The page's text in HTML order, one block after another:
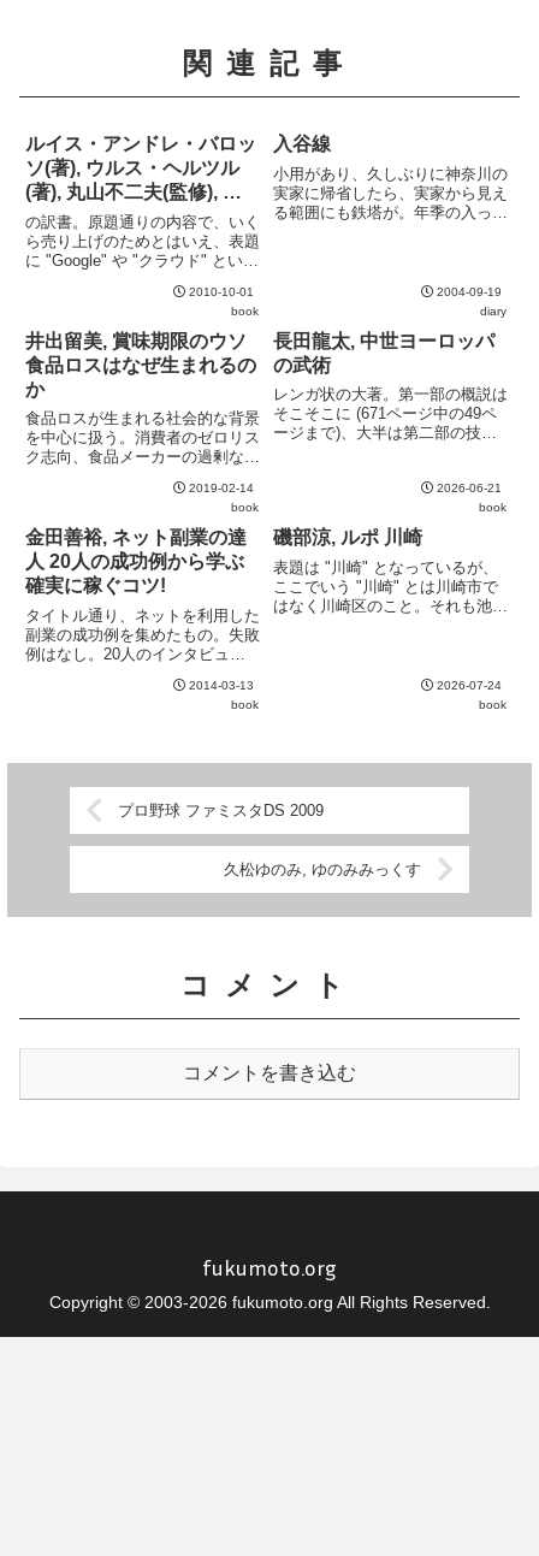
関連記事
ルイス・アンドレ・バロッ
ソ(著), ウルス・ヘルツル
(著), 丸山不二夫(監修), 首
藤一幸(監修), 浦本直彦(監
修), 高嶋優子(訳), 徳弘太郎
(訳), Googleクラウドの核
心 巨大データセンターの
の訳書。原題通りの内容で、いく
ら売り上げのためとはいえ、表題
に "Google" や "クラウド" といっ
のは感心できない。やや工学系論
文のような堅さがあるが、内容は
しっかりしている。これからのデ
ータセンター、...
2010-10-01
book
入谷線
小用があり、久しぶりに神奈川の
実家に帰省したら、実家から見え
る範囲にも鉄塔が。年季の入った
くれた は偉大な作品だと改めて
2004-09-19
diary
井出留美, 賞味期限のウソ
食品ロスはなぜ生まれるの
か
食品ロスが生まれる社会的な背景
を中心に扱う。消費者のゼロリス
ク志向、食品メーカーの過剰な安
通など、さまざまな要因が絡み合
って大量の食品ロスを生み出して
いることがよく分かる。
2019-02-14
book
長田龍太, 中世ヨーロッパ
の武術
レンガ状の大著。第一部の概説は
そこそこに (671ページ中の49ペ
ージまで)、大半は第二部の技紹
膨大なイラストに起こした労作。
通して読む本ではないかもしれな
いが、資料として手元...
2026-06-21
book
金田善裕, ネット副業の達
人 20人の成功例から学ぶ
確実に稼ぐコツ!
タイトル通り、ネットを利用した
副業の成功例を集めたもの。失敗
例はなし。20人のインタビュー
るだけで、共通項を見出そうとい
った試みなどは特にない。校正が
2014-03-13
book
磯部涼, ルポ 川崎
表題は "川崎" となっているが、
ここでいう "川崎" とは川崎市で
はなく川崎区のこと。それも池上
それらの文化に興味があるのなら
2026-07-24
book
プロ野球 ファミスタDS 2009
久松ゆのみ, ゆのみみっくす
コメント
コメントを書き込む
fukumoto.org
Copyright © 2003-2026 fukumoto.org All Rights Reserved.